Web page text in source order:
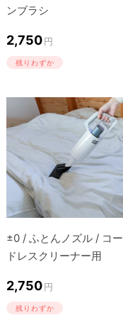
ンブラシ
2,750円
残りわずか
±0 / ふとんノズル / コー
ドレスクリーナー用
2,750円
残りわずか